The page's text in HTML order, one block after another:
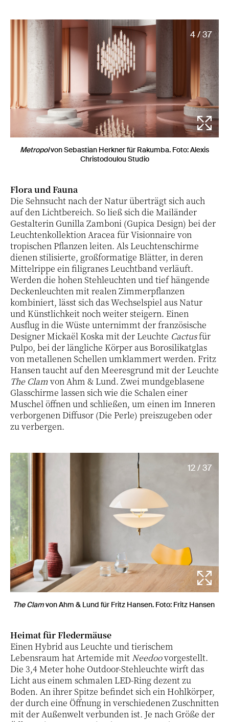
4 / 37
Metropolvon Sebastian Herkner für Rakumba. Foto: Alexis
Christodoulou Studio
Flora und Fauna
Die Sehnsucht nach der Natur überträgt sich auch
auf den Lichtbereich. So ließ sich die Mailänder
Gestalterin Gunilla Zamboni (Gupica Design) bei der
Leuchtenkollektion Aracea für Visionnaire von
tropischen Pflanzen leiten. Als Leuchtenschirme
dienen stilisierte, großformatige Blätter, in deren
Mittelrippe ein filigranes Leuchtband verläuft.
Werden die hohen Stehleuchten und tief hängende
Deckenleuchten mit realen Zimmerpflanzen
kombiniert, lässt sich das Wechselspiel aus Natur
und Künstlichkeit noch weiter steigern. Einen
Ausflug in die Wüste unternimmt der französische
Designer Mickaël Koska mit der Leuchte Cactusfür
Pulpo, bei der längliche Körper aus Borosilikatglas
von metallenen Schellen umklammert werden. Fritz
Hansen taucht auf den Meeresgrund mit der Leuchte
The Clamvon Ahm & Lund. Zwei mundgeblasene
Glasschirme lassen sich wie die Schalen einer
Muschel öffnen und schließen, um einen im Inneren
verborgenen Diffusor (Die Perle) preiszugeben oder
zu verbergen.
12 / 37
The Clamvon Ahm & Lund für Fritz Hansen. Foto: Fritz Hansen
Heimat für Fledermäuse
Einen Hybrid aus Leuchte und tierischem
Lebensraum hat Artemide mitNeedoovorgestellt.
Die 3,4 Meter hohe Outdoor-Stehleuchte wirft das
Licht aus einem schmalen LED-Ring dezent zu
Boden. An ihrer Spitze befindet sich ein Hohlkörper,
der durch eine Öffnung in verschiedenen Zuschnitten
mit der Außenwelt verbunden ist. Je nach Größe der